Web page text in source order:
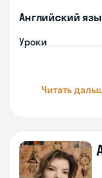
Английский
Уроки
Читать